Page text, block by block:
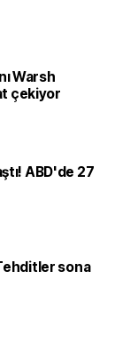
Warsh
çekiyor
ABD'de 27
sona